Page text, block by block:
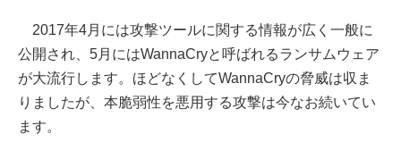
2017年4月には攻撃ツールに関する情報が広く一般に
公開され、5月にはWannaCryと呼ばれるランサムウェア
が大流行します。ほどなくしてWannaCryの脅威は収ま
りましたが、本脆弱性を悪用する攻撃は今なお続いてい
ます。